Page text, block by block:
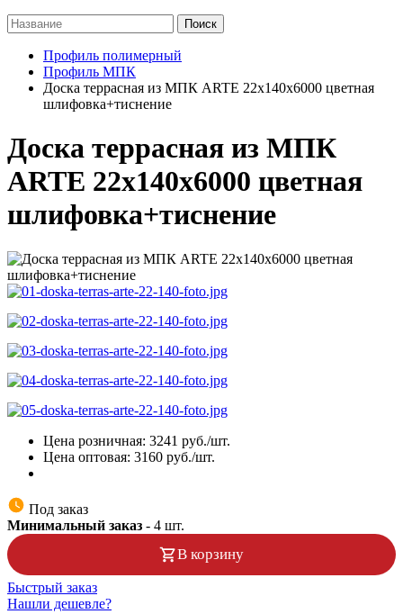
Поиск
Профиль полимерный
Профиль МПК
Доска террасная из МПК ARTE 22х140х6000 цветная
шлифовка+тиснение
Доска террасная из МПК
ARTE 22х140х6000 цветная
шлифовка+тиснение
Цена розничная: 3241 руб./шт.
Цена оптовая: 3160 руб./шт.
Под заказ
Минимальный заказ - 4 шт.
В корзину
Быстрый заказ
Нашли дешевле?